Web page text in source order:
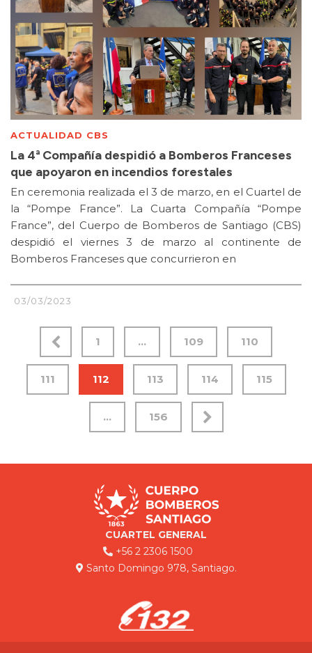
ACTUALIDAD CBS
La 4ª Compañía despidió a Bomberos Franceses
que apoyaron en incendios forestales
En ceremonia realizada el 3 de marzo, en el Cuartel de
la “Pompe France”. La Cuarta Compañía “Pompe
France”, del Cuerpo de Bomberos de Santiago (CBS)
despidió el viernes 3 de marzo al continente de
Bomberos Franceses que concurrieron en
03/03/2023
1 … 109 110
111 112 113 114 115
… 156
CUARTEL GENERAL
+56 2 2306 1500
Santo Domingo 978, Santiago.